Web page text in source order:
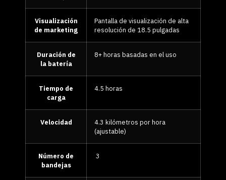
Visualización
de marketing
Pantalla de visualización de alta
resolución de 18.5 pulgadas
Duración de
la batería
8+ horas basadas en el uso
Tiempo de
carga
4.5 horas
Velocidad
4.3 kilómetros por hora
(ajustable)
Número de
bandejas
3